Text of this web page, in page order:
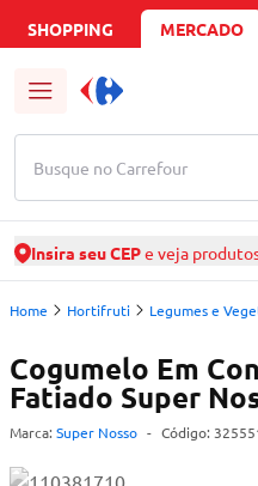
SHOPPING MERCADO
Busque no Carrefour
Insira seu CEPe veja
Home Hortifruti Legumes e
Cogumelo Em
Fatiado Super
Marca: Super Nosso - Código: